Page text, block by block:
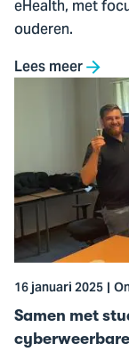
eHealth, met
ouderen.
Lees meer
studenten
werken
aan
een
cyberweerbare
samenleving
16 januari 2025
Samen met